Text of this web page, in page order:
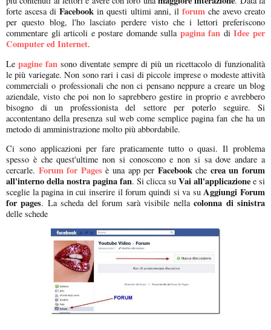
forte ascesa di Facebook in questi ultimi anni, il forumche avevo creato
per questo blog, l'ho lasciato perdere visto che i lettori preferiscono
commentare gli articoli e postare domande sulla pagina fan diIdee per
Computer ed Internet.
Le pagine fan sono diventate sempre di più un ricettacolo di funzionalità
le più variegate. Non sono rari i casi di piccole imprese o modeste attività
commerciali o professionali che non ci pensano neppure a creare un blog
aziendale, visto che poi non lo saprebbero gestire in proprio e avrebbero
bisogno di un professionista del settore per poterlo seguire. Si
accontentano della presenza sul web come semplice pagina fan che ha un
metodo di amministrazione molto più abbordabile.
Ci sono applicazioni per fare praticamente tutto o quasi. Il problema
spesso è che quest'ultime non si conoscono e non si sa dove andare a
cercarle. Forum for Pagesè una app per Facebookche crea un forum
all'interno della nostra pagina fan. Si clicca su Vai all'applicazione e si
sceglie la pagina in cui inserire il forum quindi si va suAggiungi Forum
for pages. La scheda del forum sarà visibile nellacolonna di sinistra
delle schede